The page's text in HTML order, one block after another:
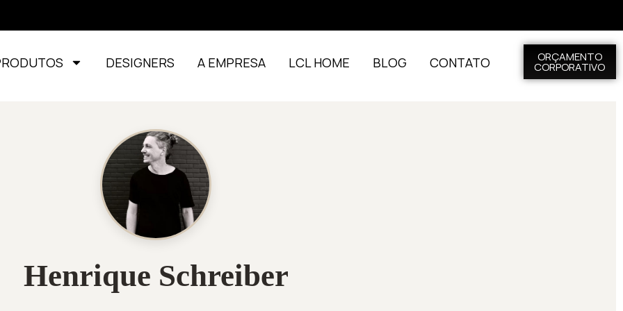
DESIGNERS A EMPRESA LCL HOME BLOG CONTATO ORÇAMENTO
CORPORATIVO
Henrique Schreiber